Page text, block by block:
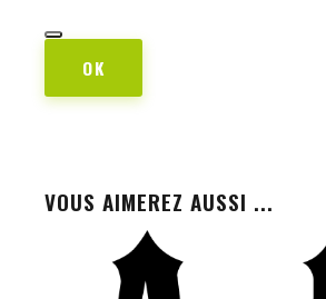
OK
VOUS AIMEREZ AUSSI ...